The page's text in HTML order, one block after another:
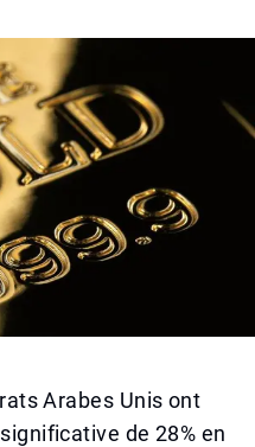
Arabes Unis ont
de 28% en